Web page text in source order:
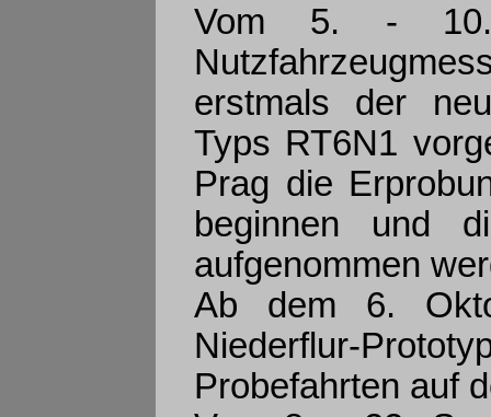
Vom 5. -
erstmals der
Typs RT6N1
Prag die
beginnen und
aufgenommen
Ab dem 6.
Niederflur-
Probefahrten auf